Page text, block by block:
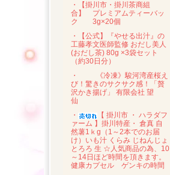
・【掛川市・掛川茶商組
合】 プレミアムティーバッ
ク 3g×20個
・【公式】『やせる出汁』の
工藤孝文医師監修 おだし美人
(おだし茶) 80g ×3袋セット
（約30日分）
・
《冷凍》駿河湾産桜え
び！驚きのサクサク感！「贅
沢かき揚げ」 有限会社 望
仙
・
【 掛川市 ・ ハラダフ
ァーム 】掛川特産・ 倉真 自
然薯1ｋg（1～2本でのお届
け）いも汁 くらみ じねんじょ
とろろ 生 ☆人気商品の為、10
～14日ほど時間を頂きます。
健康カプセル ゲンキの時間